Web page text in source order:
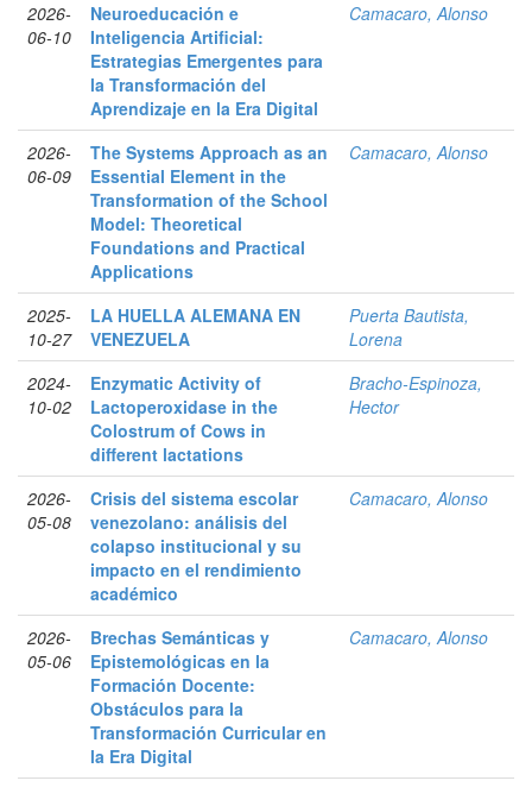
2026-
06-10
Neuroeducación e
Inteligencia Artificial:
Estrategias Emergentes para
la Transformación del
Aprendizaje en la Era Digital
Camacaro, Alonso
2026-
06-09
The Systems Approach as an
Essential Element in the
Transformation of the School
Model: Theoretical
Foundations and Practical
Applications
Camacaro, Alonso
2025-
10-27
LA HUELLA ALEMANA EN
VENEZUELA
Puerta Bautista,
Lorena
2024-
10-02
Enzymatic Activity of
Lactoperoxidase in the
Colostrum of Cows in
different lactations
Bracho-Espinoza,
Hector
2026-
05-08
Crisis del sistema escolar
venezolano: análisis del
colapso institucional y su
impacto en el rendimiento
académico
Camacaro, Alonso
2026-
05-06
Brechas Semánticas y
Epistemológicas en la
Formación Docente:
Obstáculos para la
Transformación Curricular en
la Era Digital
Camacaro, Alonso